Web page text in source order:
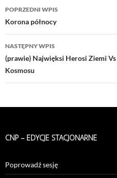
Nawigacja
wpisu
POPRZEDNI WPIS
Korona północy
NASTĘPNY WPIS
(prawie) Najwięksi Herosi Ziemi
Kosmosu
CNP – EDYCJE STACJONARNE
Poprowadź sesję